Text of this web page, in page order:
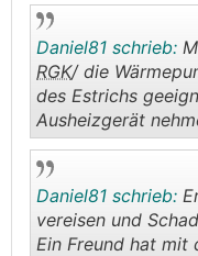
Daniel81 schrieb:
RGK/ die
des Estrichs
Ausheizgerät
Daniel81 schrieb:
vereisen und
Ein Freund hat mit